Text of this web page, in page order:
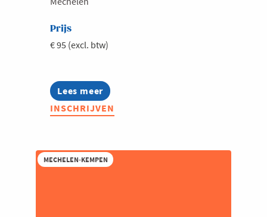
Prijs
€ 95 (excl. btw)
Lees meer
about
Communities
Connect
INSCHRIJVEN
MECHELEN-KEMPEN